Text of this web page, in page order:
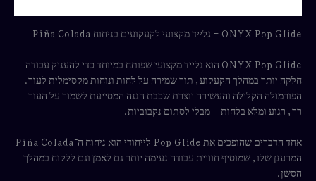
ONYX Pop Glide – גלייד מקצועי לקעקועים בניחוח Piña Colada
ONYX Pop Glide הוא גלייד מקצועי שפותח במיוחד כדי להעניק עבודה
חלקה יותר במהלך הקעקוע, תוך שמירה על לחות ונוחות מקסימלית לעור.
הפורמולה הקלילה והעשירה יוצרת שכבת הגנה המסייעת לשמור על העור
רך, רגוע ומלא בלחות – מבלי לסתום נקבוביות.
אחד הדברים שהופכים את Pop Glide לייחודי הוא ניחוח ה־Piña Colada
המרענן שלו, שמוסיף חוויית עבודה נעימה יותר גם לאמן וגם ללקוח במהלך
הסשן.